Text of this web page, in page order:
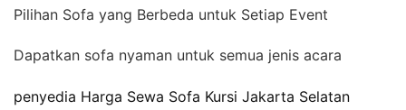
Pilihan Sofa yang Berbeda untuk Setiap Event
Dapatkan sofa nyaman untuk semua jenis acara
penyedia Harga Sewa Sofa Kursi Jakarta Selatan